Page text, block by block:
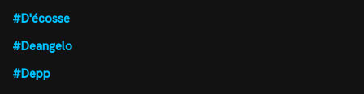
#D'écosse
#Deangelo
#Depp